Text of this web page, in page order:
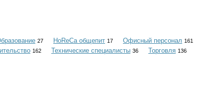
27 HoReCa общепит 17 Офисный персонал 161
162 Технические специалисты 36 Торговля 136